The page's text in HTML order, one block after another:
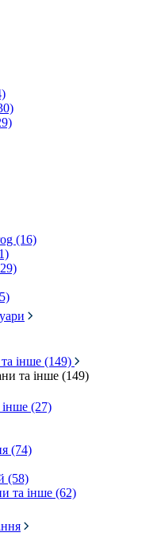
(16)
інше (149)
та інше (149)
(27)
(74)
(58)
та інше (62)